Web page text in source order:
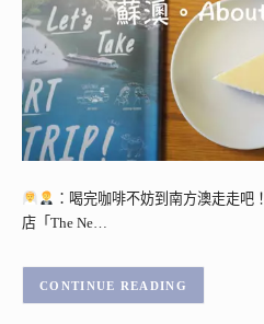
：喝完咖啡不妨到南方澳走走吧
店「The Ne…
CONTINUE READING